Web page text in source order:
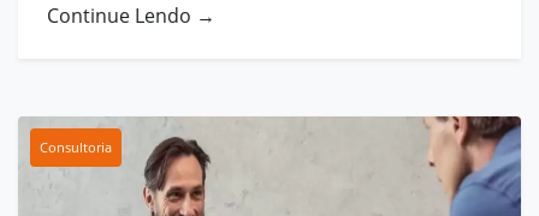
Continue Lendo →
Consultoria